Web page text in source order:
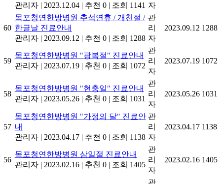
관리자 | 2023.12.04 | 추천 0 | 조회 1141 자
60
목포청연한방병원 추석연휴 / 개천절 /
한글날 진료안내
관리자 | 2023.09.12 | 추천 0 | 조회 1288
관
리
자
2023.09.12 1288
59
목포청연한방병원 "광복절" 진료안내
관리자 | 2023.07.19 | 추천 0 | 조회 1072
관
리
자
2023.07.19 1072
58
목포청연한방병원 "현충일" 진료안내
관리자 | 2023.05.26 | 추천 0 | 조회 1031
관
리
자
2023.05.26 1031
57
목포청연한방병원 "가정의 달" 진료안
내
관리자 | 2023.04.17 | 추천 0 | 조회 1138
관
리
자
2023.04.17 1138
56
목포청연한방병원 삼일절 진료안내
관리자 | 2023.02.16 | 추천 0 | 조회 1405
관
리
자
2023.02.16 1405